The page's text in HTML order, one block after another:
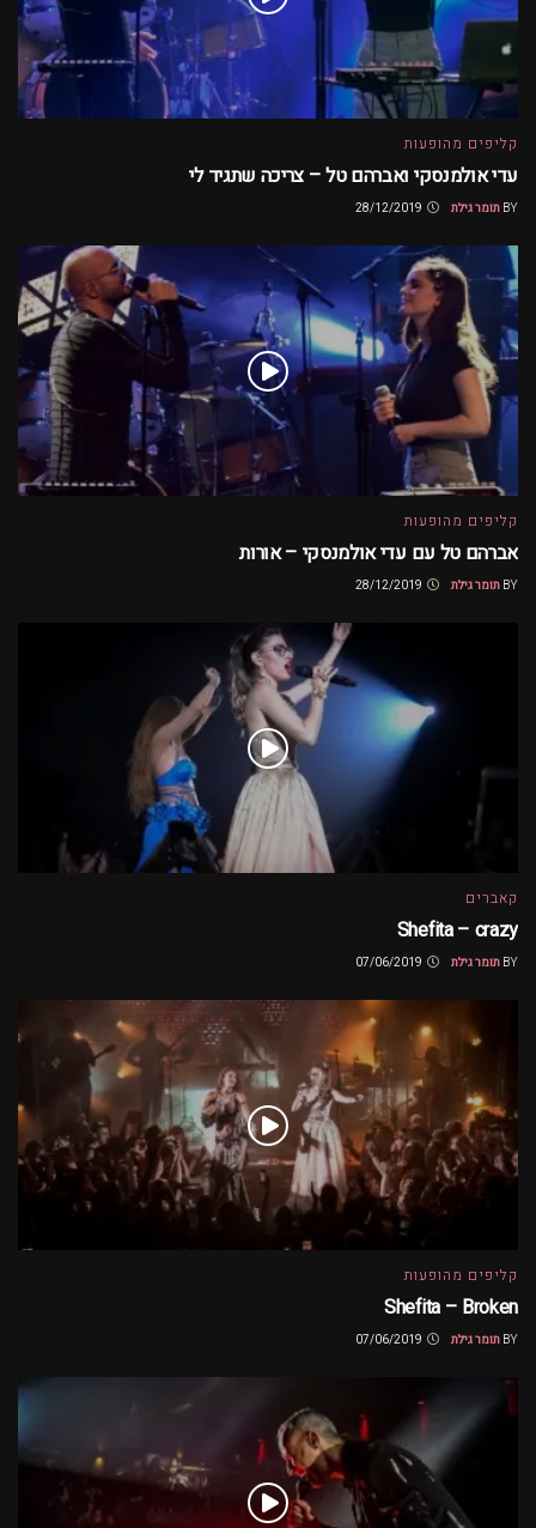
קליפים מהופעות
עדי אולמנסקי ואברהם טל – צריכה שתגיד לי
BY תומר גילת
קליפים מהופעות
אברהם טל עם עדי אולמנסקי – אורות
BY תומר גילת
קאברים
Shefita – crazy
BY תומר גילת
קליפים מהופעות
Shefita – Broken
BY תומר גילת